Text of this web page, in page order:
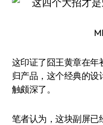
这印证了囧王黄章在年
归产品，这个经典的
触颇深了。
笔者认为，这块副屏已